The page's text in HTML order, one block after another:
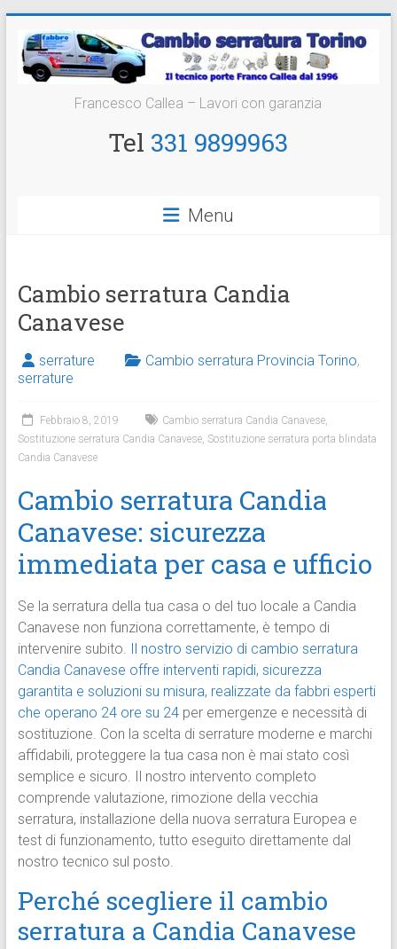
contenuto
Cambio
Serratura
Francesco Callea – Lavori con garanzia
Tel 331 9899963
Menu
Cambio serratura Candia
Canavese
serrature Cambio serratura Provincia Torino,
serrature
Febbraio 8, 2019 Cambio serratura Candia Canavese,
Sostituzione serratura Candia Canavese, Sostituzione serratura porta blindata
Candia Canavese
Cambio serratura Candia
Canavese: sicurezza
immediata per casa e ufficio
Se la serratura della tua casa o del tuo locale a Candia
Canavese non funziona correttamente, è tempo di
intervenire subito.
Il nostro servizio di cambio serratura
Candia Canavese offre interventi rapidi, sicurezza
garantita e soluzioni su misura, realizzate da fabbri esperti
che operano 24 ore su 24per emergenze e necessità di
sostituzione. Con la scelta di serrature moderne e marchi
affidabili, proteggere la tua casa non è mai stato così
semplice e sicuro. Il nostro intervento completo
comprende valutazione, rimozione della vecchia
serratura, installazione della nuova serratura Europea e
test di funzionamento, tutto eseguito direttamente dal
nostro tecnico sul posto.
Perché scegliere il cambio
serratura a Candia Canavese